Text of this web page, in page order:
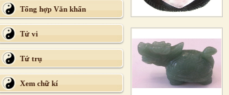
Tổng hợp Văn khấn
Tử vi
Tứ trụ
Xem chữ kí